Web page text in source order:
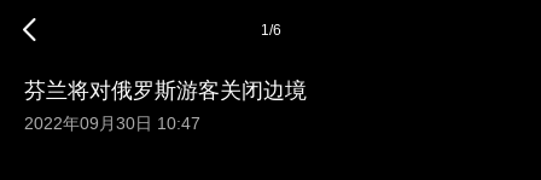
1/6
芬兰将对俄罗斯游客关闭边境
2022年09月30日 10:47